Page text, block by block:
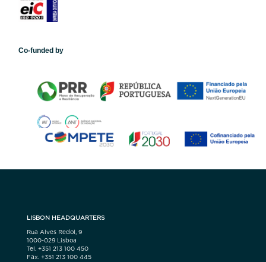
Co-funded by
LISBON HEADQUARTERS
Rua Alves Redol, 9
1000-029 Lisboa
Tel. +351 213 100 450
Fax. +351 213 100 445